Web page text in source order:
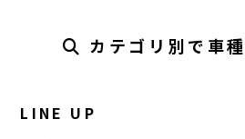
カテゴリ別で車
LINE UP